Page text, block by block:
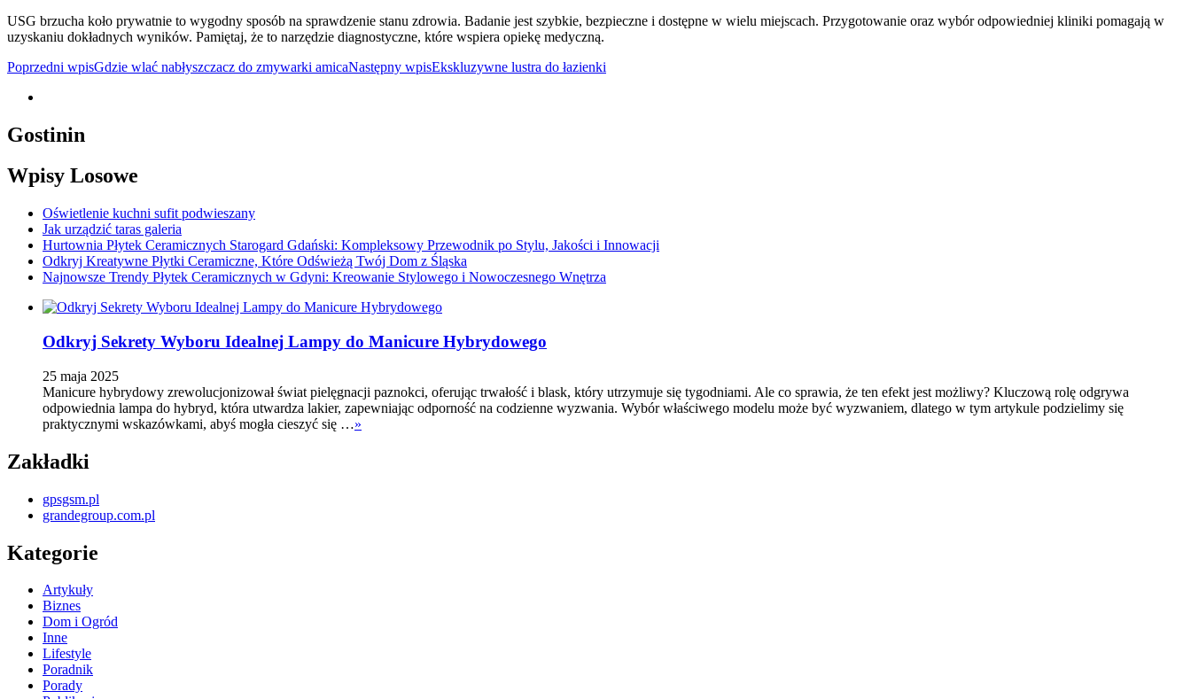
USG brzucha koło prywatnie to wygodny sposób na sprawdzenie stanu zdrowia. Badanie jest szybkie, bezpieczne i dostępne w wielu miejscach. Przygotowanie oraz wybór odpowiedniej kliniki pomagają w
uzyskaniu dokładnych wyników. Pamiętaj, że to narzędzie diagnostyczne, które wspiera opiekę medyczną.
Nawigacja
wpisu
Poprzedni wpisGdzie wlać nabłyszczacz do zmywarki amicaNastępny wpisEkskluzywne lustra do łazienki
Gostinin
Wpisy Losowe
Oświetlenie kuchni sufit podwieszany
Jak urządzić taras galeria
Hurtownia Płytek Ceramicznych Starogard Gdański: Kompleksowy Przewodnik po Stylu, Jakości i Innowacji
Odkryj Kreatywne Płytki Ceramiczne, Które Odświeżą Twój Dom z Śląska
Najnowsze Trendy Płytek Ceramicznych w Gdyni: Kreowanie Stylowego i Nowoczesnego Wnętrza
Odkryj Sekrety Wyboru Idealnej Lampy do Manicure Hybrydowego
25 maja 2025
Manicure hybrydowy zrewolucjonizował świat pielęgnacji paznokci, oferując trwałość i blask, który utrzymuje się tygodniami. Ale co sprawia, że ten efekt jest możliwy? Kluczową rolę odgrywa
odpowiednia lampa do hybryd, która utwardza lakier, zapewniając odporność na codzienne wyzwania. Wybór właściwego modelu może być wyzwaniem, dlatego w tym artykule podzielimy się
praktycznymi wskazówkami, abyś mogła cieszyć się …»
Zakładki
gpsgsm.pl
grandegroup.com.pl
Kategorie
Artykuły
Biznes
Dom i Ogród
Inne
Lifestyle
Poradnik
Porady